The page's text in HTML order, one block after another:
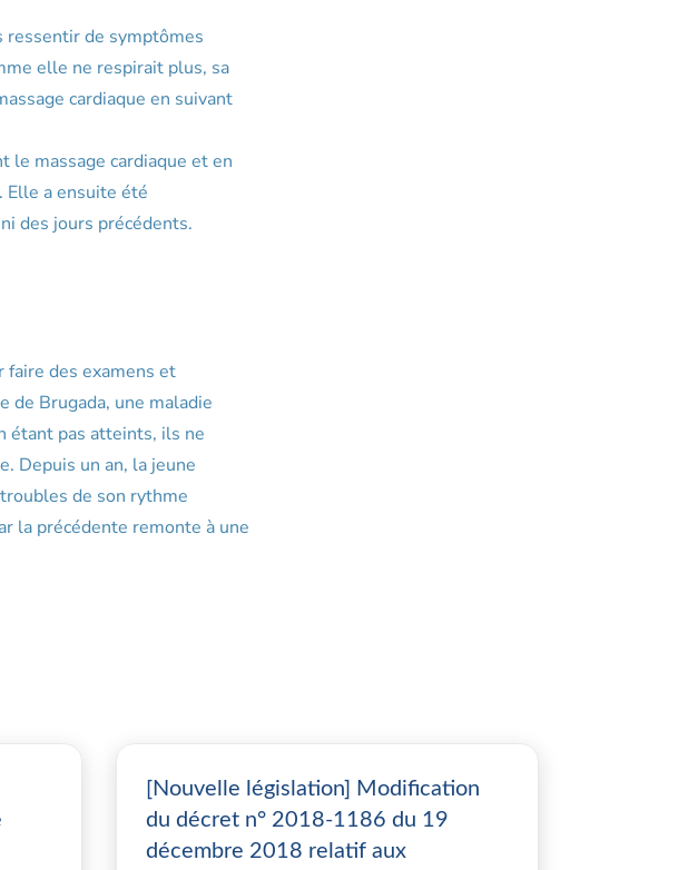
ressentir de symptômes
elle ne respirait plus, sa
cardiaque en suivant
massage cardiaque et en
a ensuite été
des jours précédents.
faire des examens et
de Brugada, une maladie
étant pas atteints, ils ne
Depuis un an, la jeune
de son rythme
la précédente remonte à une
[Nouvelle législation] Modification
du décret n° 2018-1186 du 19
décembre 2018 relatif aux